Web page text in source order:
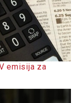
emisija za